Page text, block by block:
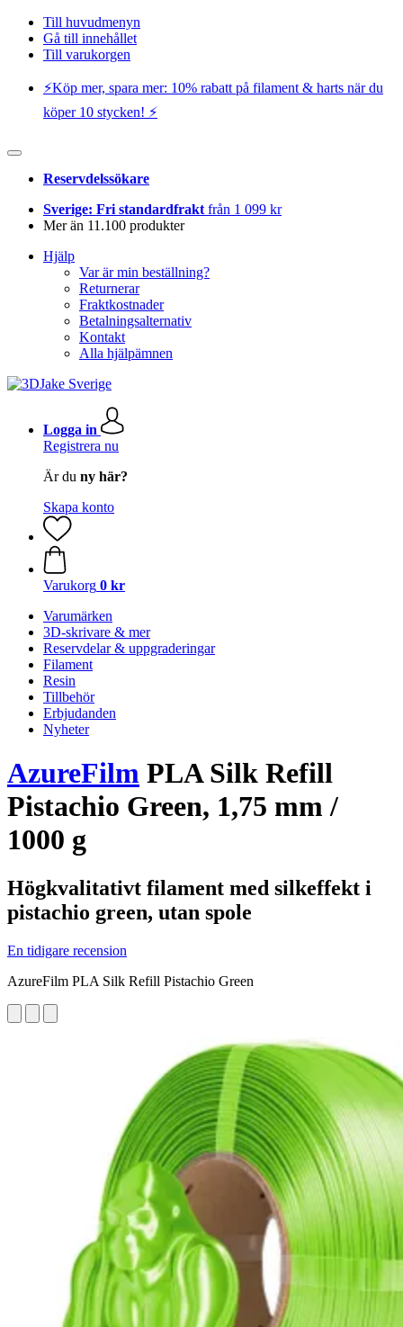
Till huvudmenyn
Gå till innehållet
Till varukorgen
⚡️Köp mer, spara mer: 10% rabatt på filament & harts när du
köper 10 stycken! ⚡️
Reservdelssökare
Sverige: Fri standardfrakt från 1 099 kr
Mer än 11.100 produkter
Hjälp
Var är min beställning?
Returnerar
Fraktkostnader
Betalningsalternativ
Kontakt
Alla hjälpämnen
Logga in
Registrera nu
Är du ny här?
Skapa konto
Varukorg 0 kr
Varumärken
3D-skrivare & mer
Reservdelar & uppgraderingar
Filament
Resin
Tillbehör
Erbjudanden
Nyheter
AzureFilm PLA Silk Refill
Pistachio Green, 1,75 mm /
1000 g
Högkvalitativt filament med silkeffekt i
pistachio green, utan spole
En tidigare recension
AzureFilm PLA Silk Refill Pistachio Green